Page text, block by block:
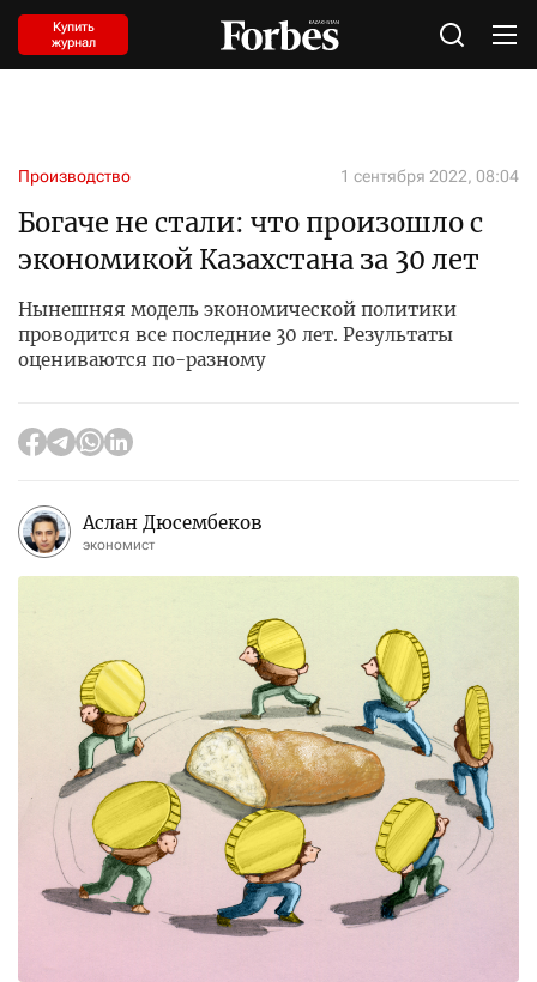
Купить
журнал
Производство 1 сентября 2022, 08:04
Богаче не стали: что произошло с
экономикой Казахстана за 30 лет
Нынешняя модель экономической политики
проводится все последние 30 лет. Результаты
оцениваются по-разному
Аслан Дюсембеков
экономист